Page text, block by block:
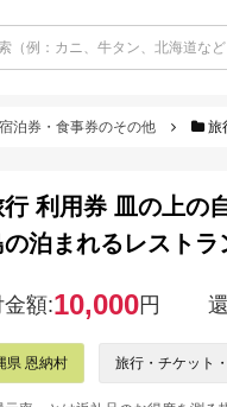
泊券・食事券のその他 旅
行 利用券 皿の上の
の泊まれるレスト
額:10,000円
県 恩納村 旅行・チケット